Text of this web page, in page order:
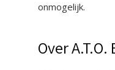
onmogelijk.
Over